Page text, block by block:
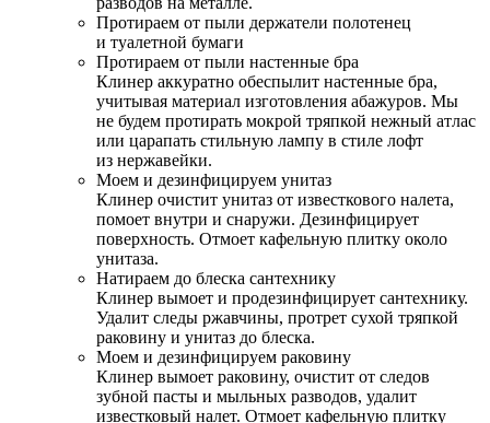
Протираем от пыли держатели полотенец
и туалетной бумаги
Протираем от пыли настенные бра
Клинер аккуратно обеспылит настенные бра,
учитывая материал изготовления абажуров. Мы
не будем протирать мокрой тряпкой нежный атлас
или царапать стильную лампу в стиле лофт
из нержавейки.
Моем и дезинфицируем унитаз
Клинер очистит унитаз от известкового налета,
помоет внутри и снаружи. Дезинфицирует
поверхность. Отмоет кафельную плитку около
унитаза.
Натираем до блеска сантехнику
Клинер вымоет и продезинфицирует сантехнику.
Удалит следы ржавчины, протрет сухой тряпкой
раковину и унитаз до блеска.
Моем и дезинфицируем раковину
Клинер вымоет раковину, очистит от следов
зубной пасты и мыльных разводов, удалит
известковый налет. Отмоет кафельную плитку